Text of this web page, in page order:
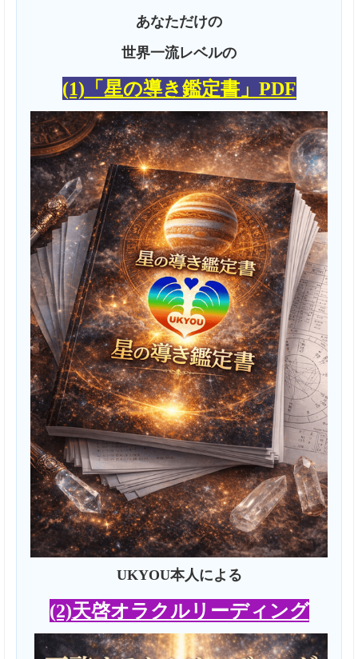
あなただけの
世界一流レベルの
(1)「星の導き鑑定書」PDF
UKYOU本人による
(2)天啓オラクルリーディング